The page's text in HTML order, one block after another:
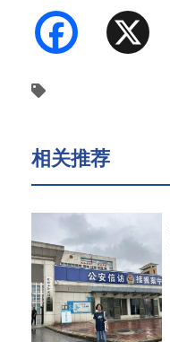
Facebook
相关推荐